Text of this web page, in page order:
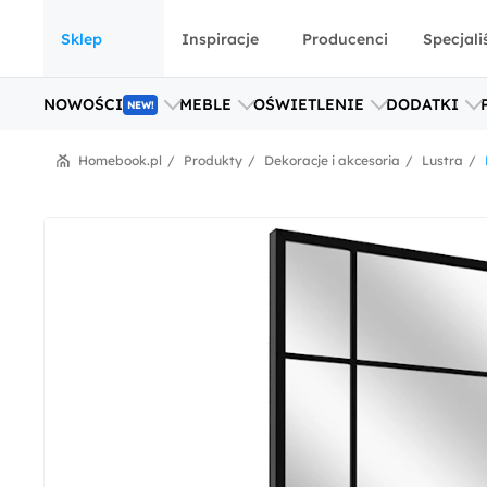
Sklep
NOWOŚCI NEW! MEBLE OŚWIETLENIE DODATKI
Inspiracje Producenci
Lustra
Dekoracje i akcesoria
Produkty
Homebook.pl